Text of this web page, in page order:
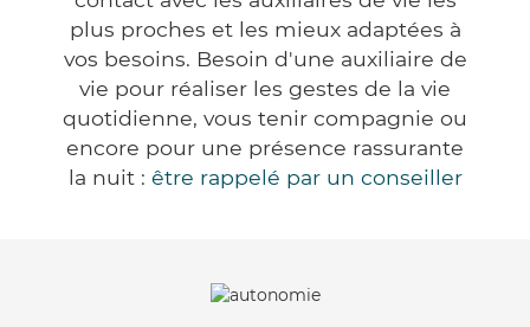
plus proches et les mieux adaptées à
vos besoins. Besoin d'une auxiliaire de
vie pour réaliser les gestes de la vie
quotidienne, vous tenir compagnie ou
encore pour une présence rassurante
la nuit : être rappelé par un conseiller